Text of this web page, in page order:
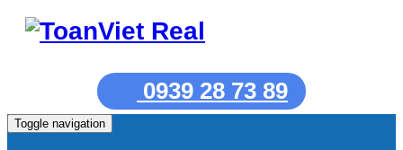
0939 28 73 89
Toggle navigation